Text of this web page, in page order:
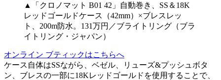
▲「クロノマット B01 42」自動巻き、SS＆18K
レッドゴールドケース（42mm）×ブレスレッ
ト、200m防水。131万円／ブライトリング（ブラ
イトリング・ジャパン）
オンライン ブティックはこちらへ
ケース自体はSSながら、ベゼル、リューズ&プッシュボタ
ン、ブレスの一部に18Kレッドゴールドを使用することで、